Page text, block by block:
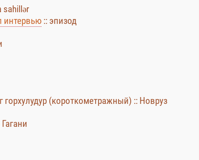
sahillər
интервью :: эпизод
горхулудур (короткометражный) :: Новруз